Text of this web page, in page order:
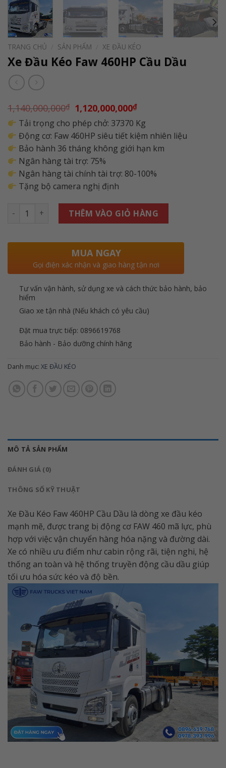
TRANG CHỦ SẢN PHẨM XE ĐẦU KÉO
Xe Đầu Kéo Faw 460HP Cầu Dầu
1,140,000,000₫ Giá
gốc
là:
1,140,000,000₫.
1,120,000,000₫Giá
tại
là:
1,120,000,000₫.
Tải trọng cho phép chở: 37370 Kg
Động cơ: Faw 460HP siêu tiết kiệm nhiên liệu
Bảo hành 36 tháng không giới hạn km
Ngân hàng tài trợ: 75%
Ngân hàng tài chính tài trợ: 80-100%
Tặng bộ camera nghị định
Số lượng THÊM VÀO GIỎ HÀNG
Tư vấn vận hành, sử dụng xe và cách thức bảo hành, bảo
hiểm
Giao xe tận nhà (Nếu khách có yêu cầu)
Đặt mua trực tiếp: 0896619768
Bảo hành - Bảo dưỡng chính hãng
MUA NGAY
Gọi điện xác nhận và giao hàng tận nơi
Danh mục: XE ĐẦU KÉO
MÔ TẢ SẢN PHẨM
ĐÁNH GIÁ (0)
THÔNG SỐ KỸ THUẬT
Xe Đầu Kéo Faw 460HP Cầu Dầu là dòng xe đầu kéo
mạnh mẽ, được trang bị động cơ FAW 460 mã lực, phù
hợp với việc vận chuyển hàng hóa nặng và đường dài.
Xe có nhiều ưu điểm như cabin rộng rãi, tiện nghi, hệ
thống an toàn và hệ thống truyền động cầu dầu giúp
tối ưu hóa sức kéo và độ bền.